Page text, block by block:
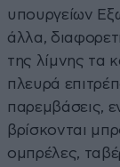
υπουργείων
άλλα,
της λίμνης τα
πλευρά
παρεμβάσεις,
βρίσκονται
ομπρέλες,